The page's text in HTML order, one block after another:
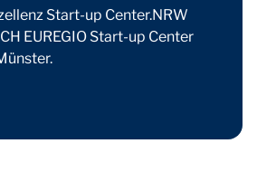
Start-up Center.NRW
EUREGIO Start-up Center